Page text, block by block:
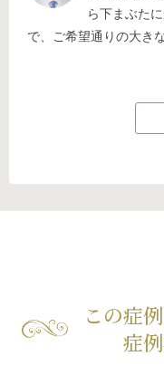
ら下まぶた
で、ご希望通りの大き
この症
症